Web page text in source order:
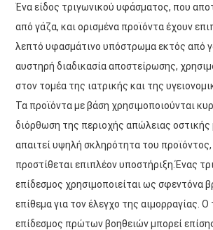
Ένα είδος τριγωνικού υφάσματος, που
από γάζα, και ορισμένα προϊόντα έχουν
λεπτό υφασμάτινο υπόστρωμα εκτός από
αυστηρή διαδικασία αποστείρωσης,
στον τομέα της ιατρικής και της
Τα προϊόντα με βάση χρησιμοποιούνται
διόρθωση της περιοχής απώλειας οστικής
απαιτεί υψηλή σκληρότητα του
προστίθεται επιπλέον υποστήριξη.Ένας
επίδεσμος χρησιμοποιείται ως σφεντόνα
επίθεμα για τον έλεγχο της αιμορραγίας. Ο
επίδεσμος πρώτων βοηθειών μπορεί